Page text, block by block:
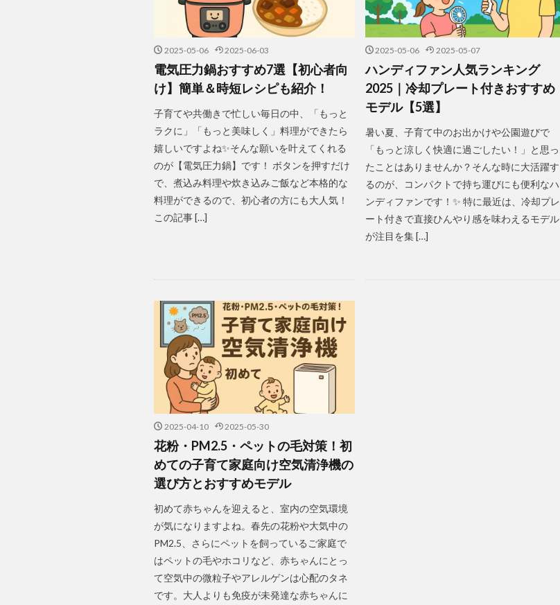
2025-05-06 2025-06-03
電気圧力鍋おすすめ7選【初心者向
け】簡単＆時短レシピも紹介！
子育てや共働きで忙しい毎日の中、「もっと
ラクに」「もっと美味しく」料理ができたら
嬉しいですよね✨そんな願いを叶えてくれる
のが【電気圧力鍋】です！ ボタンを押すだけ
で、煮込み料理や炊き込みご飯など本格的な
料理ができるので、初心者の方にも大人気！
この記事 […]
2025-05-06 2025-05-07
ハンディファン人気ランキング
2025｜冷却プレート付きおすすめ
モデル【5選】
暑い夏、子育て中のお出かけや公園遊びで
「もっと涼しく快適に過ごしたい！」と思っ
たことはありませんか？そんな時に大活躍す
るのが、コンパクトで持ち運びにも便利なハ
ンディファンです！✨ 特に最近は、冷却プレ
ート付きで直接ひんやり感を味わえるモデル
が注目を集 […]
2025-04-10 2025-05-30
花粉・PM2.5・ペットの毛対策！初
めての子育て家庭向け空気清浄機の
選び方とおすすめモデル
初めて赤ちゃんを迎えると、室内の空気環境
が気になりますよね。春先の花粉や大気中の
PM2.5、さらにペットを飼っているご家庭で
はペットの毛やホコリなど、赤ちゃんにとっ
て空気中の微粒子やアレルゲンは心配のタネ
です。大人よりも免疫が未発達な赤ちゃんに